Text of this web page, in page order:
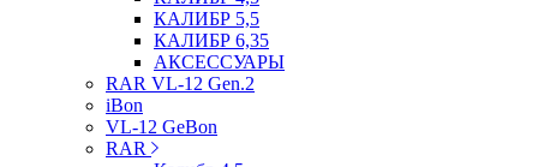
КАЛИБР 5,5
КАЛИБР 6,35
АКСЕССУАРЫ
RAR VL-12 Gen.2
iBon
VL-12 GeBon
RAR